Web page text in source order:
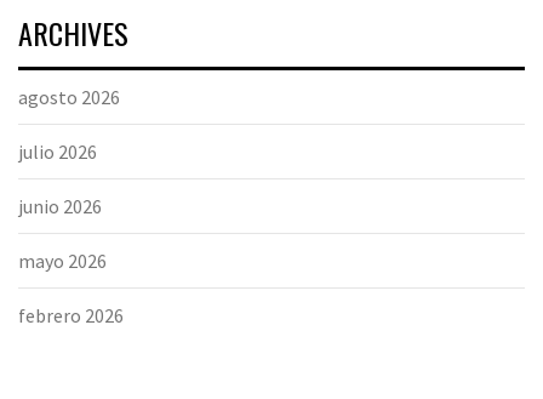
ARCHIVES
agosto 2026
julio 2026
junio 2026
mayo 2026
febrero 2026